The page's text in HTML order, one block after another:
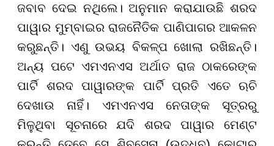
ଜବାବ ଦେଇ ନଥିଲେ। ଅନୁମାନ କରାଯାଉଛି ଶରଦ
ପାୱାର ମୁମ୍ବାଇର ରାଜନୈତିକ ପାଣିପାଗର ଆକଳନ
କରୁଛନ୍ତି। ଏଣୁ ଉଭୟ ବିକଳ୍ପ ଖୋଲା ରଖିଛନ୍ତି।
ଅନ୍ୟ ପଟେ ଏମଏନଏସ ଅର୍ଥାତ ରାଜ ଠାକରେଙ୍କ
ପାର୍ଟି ଶରଦ ପାୱାରଙ୍କ ପାର୍ଟି ପ୍ରତି ଏତେ ଋଚି
ଦେଖାଉ ନାହିଁ। ଏମଏନଏସ ନେତାଙ୍କ ସୂତ୍ରରୁ
ମିଳୁଥିବା ସୂଚନାରେ ଯଦି ଶରଦ ପାୱାର ମେଣ୍ଟ